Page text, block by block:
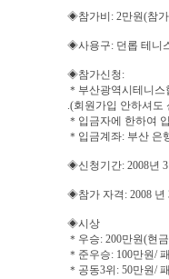
◈참가비: 2만원(참
◈사용구: 던롭 테니
◈참가신청:
＊부산광역시테니
.(회원가입 안하셔도
＊입금자에 한하여
＊입금계좌: 부산 은
◈신청기간: 2008년
◈참가 자격: 2008 년
◈시상
＊우승: 200만원(현
＊준우승: 100만원/
＊공동3위: 50만원/